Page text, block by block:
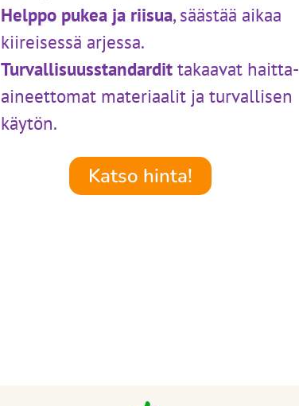
Helppo pukea ja riisua, säästää aikaa
kiireisessä arjessa.
Turvallisuusstandardit takaavat haitta-
aineettomat materiaalit ja turvallisen
käytön.
Katso hinta!